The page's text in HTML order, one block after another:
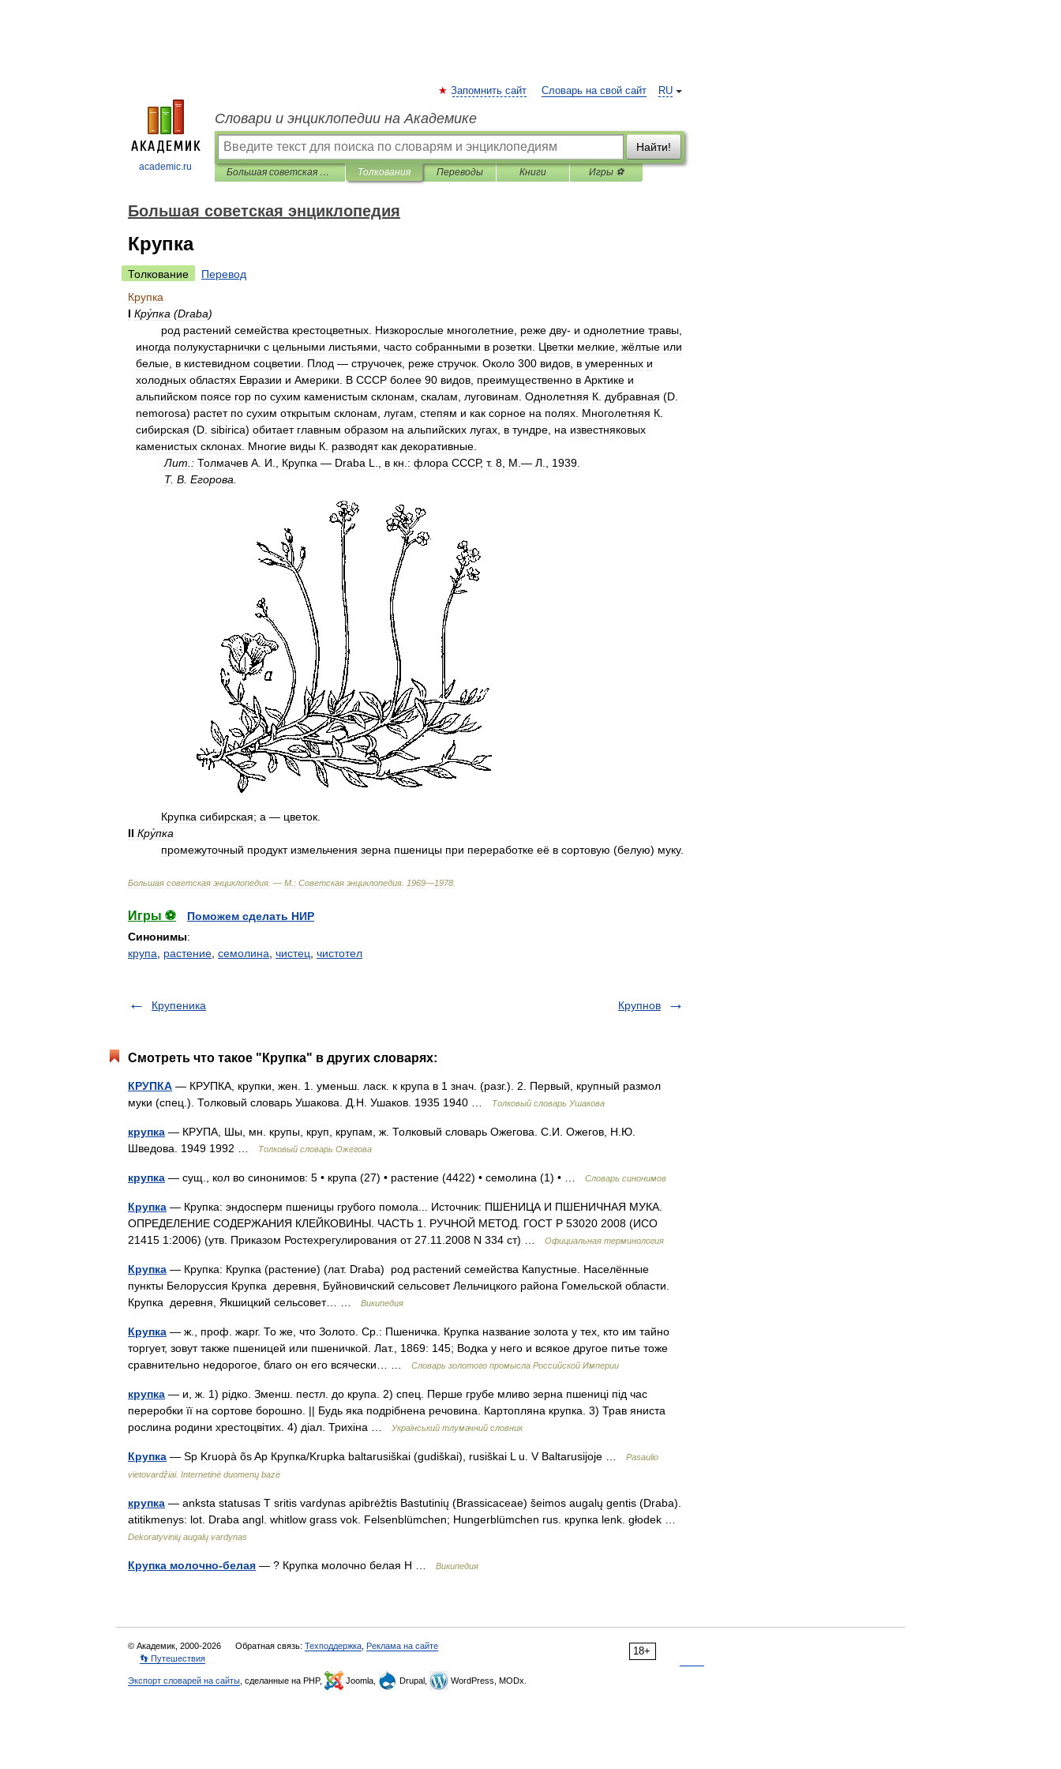
academic.ru
RU
Запомнить сайт Словарь на свой сайт
Словари и энциклопедии на Академике
Найти!
Большая советская энциклопедия Толкования Переводы Книги Игры ⚽
Большая советская энциклопедия
Крупка
Толкование
Перевод
Крупка
I Кру́пка (Draba)
род растений семейства крестоцветных Низкорослые многолетние реже дву- и однолетние травы
иногда полукустарнички с цельными листьями часто собранными в розетки Цветки мелкие жёлтые или
белые в кистевидном соцветии Плод — стручочек реже стручок Около 300 видов в умеренных и
холодных областях Евразии и Америки В СССР более 90 видов преимущественно в Арктике и
альпийском поясе гор по сухим каменистым склонам скалам луговинам Однолетняя К дубравная (D
nemorosa) растет по сухим открытым склонам лугам степям и как сорное на полях Многолетняя К
сибирская (D sibirica) обитает главным образом на альпийских лугах в тундре на известняковых
каменистых склонах Многие виды К разводят как декоративные
Лит : Толмачев А И Крупка — Draba L в кн : флора СССР, т. 8 М .— Л 1939
Т. В Егорова
Крупка сибирская; а — цветок
II Кру́пка
промежуточный продукт измельчения зерна пшеницы при переработке её в сортовую (белую) муку.
Большая советская энциклопедия . — М : Советская энциклопедия 1969—1978
Игры ⚽
Поможем сделать НИР
Синонимы:
крупа
растение семолина чистец чистотел
Крупеника Крупнов
Смотреть что такое "Крупка" в других словарях:
КРУПКА — КРУПКА, крупки, жен. 1. уменьш. ласк. к крупа в 1 знач. (разг.). 2. Первый, крупный размол
муки (спец.). Толковый словарь Ушакова. Д.Н. Ушаков. 1935 1940 …
Толковый словарь Ушакова
крупка — КРУПА, Шы, мн. крупы, круп, крупам, ж. Толковый словарь Ожегова. С.И. Ожегов, Н.Ю.
Шведова. 1949 1992 …
Толковый словарь Ожегова
крупка — сущ., кол во синонимов: 5 • крупа (27) • растение (4422) • семолина (1) • … Словарь синонимов
Крупка — Крупка: эндосперм пшеницы грубого помола... Источник: ПШЕНИЦА И ПШЕНИЧНАЯ МУКА.
ОПРЕДЕЛЕНИЕ СОДЕРЖАНИЯ КЛЕЙКОВИНЫ. ЧАСТЬ 1. РУЧНОЙ МЕТОД. ГОСТ Р 53020 2008 (ИСО
21415 1:2006) (утв. Приказом Ростехрегулирования от 27.11.2008 N 334 ст) …
Официальная терминология
Крупка — Крупка: Крупка (растение) (лат. Draba) род растений семейства Капустные. Населённые
пункты Белоруссия Крупка деревня, Буйновичский сельсовет Лельчицкого района Гомельской области.
Крупка деревня, Якшицкий сельсовет… …
Википедия
Крупка — ж., проф. жарг. То же, что Золото. Ср.: Пшеничка. Крупка название золота у тех, кто им тайно
торгует, зовут также пшеницей или пшеничкой. Лат., 1869: 145; Водка у него и всякое другое питье тоже
сравнительно недорогое, благо он его всячески… …
Словарь золотого промысла Российской Империи
крупка — и, ж. 1) рідко. Зменш. пестл. до крупа. 2) спец. Перше грубе мливо зерна пшениці під час
переробки її на сортове борошно. || Будь яка подрібнена речовина. Картопляна крупка. 3) Трав яниста
рослина родини хрестоцвітих. 4) діал. Трихіна …
Український тлумачний словник
Крупка — Sp Kruopà õs Ap Крупка/Krupka baltarusiškai (gudiškai), rusiškai L u. V Baltarusijoje …
Pasaulio
vietovardžiai. Internetinė duomenų bazė
крупка — anksta statusas T sritis vardynas apibrėžtis Bastutinių (Brassicaceae) šeimos augalų gentis (Draba).
atitikmenys: lot. Draba angl. whitlow grass vok. Felsenblümchen; Hungerblümchen rus. крупка lenk. głodek …
Dekoratyvinių augalų vardynas
Крупка молочно-белая — ? Крупка молочно белая Н … Википедия
18+
© Академик, 2000-2026 Обратная связь: Техподдержка Реклама на сайте
👣 Путешествия
Экспорт словарей на сайты , сделанные на PHP, Joomla, Drupal, WordPress, MODx.